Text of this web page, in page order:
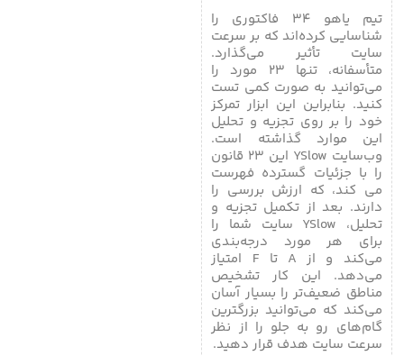
تیم یاهو ۳۴ فاکتوری را
شناسایی کرده‌اند که بر سرعت
سایت تأثیر می‌گذارد.
متأسفانه، تنها ۲۳ مورد را
می‌توانید به صورت کمی تست
کنید. بنابراین این ابزار تمرکز
خود را بر روی تجزیه و تحلیل
این موارد گذاشته است.
وب‌سایت YSlow این ۲۳ قانون
را با جزئیات گسترده فهرست
می کند، که ارزش بررسی را
دارند. بعد از تکمیل تجزیه و
تحلیل، YSlow سایت شما را
برای هر مورد درجه‌بندی
می‌کند و از A تا F امتیاز
می‌دهد. این کار تشخیص
مناطق ضعیف‌تر را بسیار آسان
می‌کند که می‌توانید بزرگترین
گام‌های رو به جلو را از نظر
سرعت سایت هدف قرار دهید.